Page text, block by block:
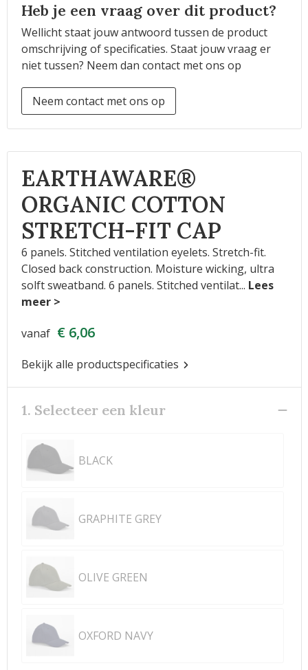
Heb je een vraag over dit product?
Wellicht staat jouw antwoord tussen de product
omschrijving of specificaties. Staat jouw vraag er
niet tussen? Neem dan contact met ons op
Neem contact met ons op
EARTHAWARE®
ORGANIC COTTON
STRETCH-FIT CAP
6 panels. Stitched ventilation eyelets. Stretch-fit.
Closed back construction. Moisture wicking, ultra
solft sweatband. 6 panels. Stitched ventilat...
vanaf € 6,06
Bekijk alle productspecificaties
1. Selecteer een kleur
BLACK
GRAPHITE GREY
OLIVE GREEN
OXFORD NAVY